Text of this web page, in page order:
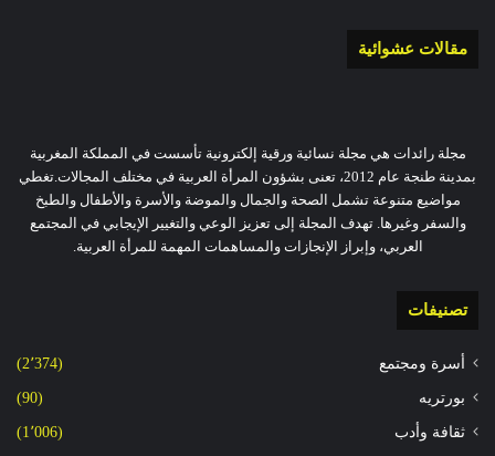
مقالات عشوائية
مجلة رائدات هي مجلة نسائية ورقية إلكترونية تأسست في المملكة المغربية
بمدينة طنجة عام 2012، تعنى بشؤون المرأة العربية في مختلف المجالات.تغطي
مواضيع متنوعة تشمل الصحة والجمال والموضة والأسرة والأطفال والطبخ
والسفر وغيرها. تهدف المجلة إلى تعزيز الوعي والتغيير الإيجابي في المجتمع
العربي، وإبراز الإنجازات والمساهمات المهمة للمرأة العربية.
تصنيفات
أسرة ومجتمع (2٬374)
بورتريه (90)
ثقافة وأدب (1٬006)